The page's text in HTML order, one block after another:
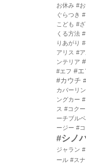
お休み #
ぐらつき
こども #
くる方法
りあがり
アリス #
ンテリア
#エフ #エ
#カウチ
カバーリ
ングカー
ス #コク
ーチブル
ージー #
#シノ
ジャラン
ール #ス